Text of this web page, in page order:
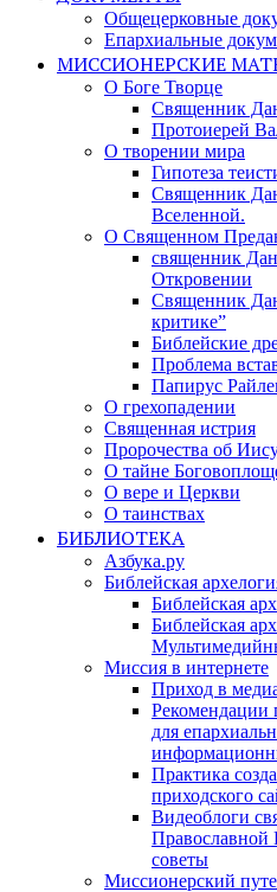
Общецерковные
Епархиальные
МИССИОНЕРСКИЕ
О Боге Творце
Священник
Протоиерей
О творении мира
Гипотеза
Священник
Вселенной.
О Священном
священник
Откровении
Священник
критике”
Библейские
Проблема
Папирус
О грехопадении
Священная истрия
Пророчества об
О тайне
О вере и Церкви
О таинствах
БИБЛИОТЕКА
Азбука.ру
Библейская
Библейская
Библейская
Миссия в интернете
Приход в
Рекомендации
для
Практика
приходского
Видеоблоги
Православной
советы
Миссионерский